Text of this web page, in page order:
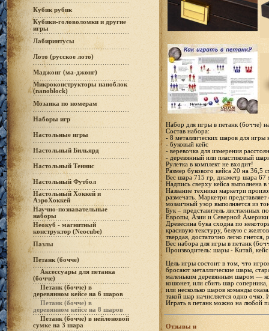
Кубик рубик
Кубики-головоломки и другие
игры
Лабиринтусы
Лото (русское лото)
Маджонг (ма-джонг)
Микроконструкторы наноблок
(nanoblock)
Мозаика по номерам
Наборы игр
Настольные игры
Настольный Бильярд
Настольный Теннис
Настольный Футбол
Настольный Хоккей и
АэроХоккей
Научно-познавательные
наборы
Неокуб - магнитный
конструктор (Neocube)
Пазлы
Петанк (бочче)
Аксессуары для петанка
(бочче)
Петанк (бочче) в
деревянном кейсе на 6 шаров
Петанк (бочче) в
деревянном кейсе на 8 шаров
Петанк (бочче) в нейлоновой
сумке на 3 шара
Набор для игры в петанк (бочче)
Состав набора:
- 8 металлических шаров для игры
- буковый кейс
- веревочка для измерения
- деревянный или пластиковый
Рулетка в комплект не входит!
Размер букового кейса 20 на 36,5
Вес шара 715 гр, диаметр шара 67
Надпись сверху кейса выполнена
Название техники маркетри
размечать. Маркетри
мозаичный узор выполняется из
Бук – представитель лиственных
Европы, Азии и Северной
Древесина бука сходна по
красивую текстуру, белую с
твердая, достаточно легко
Вес набора для игры в петанк
Производитель: шары - Китай,
Цель игры состоит в том, что
бросают металлические шары,
маленьким деревянным шаром —
кошонет, или сбить шар
или несколько шаров команды
такой шар начисляется одно
Играть в петанк можно на любой
Отзывы и